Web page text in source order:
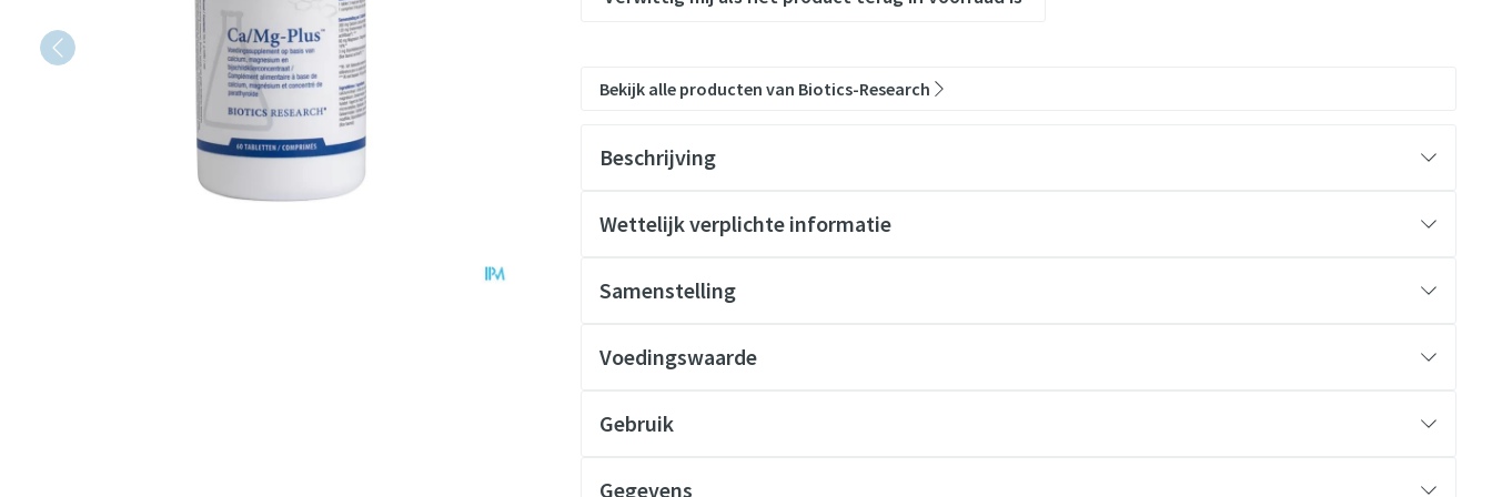
Bekijk alle producten van Biotics-Research
Beschrijving
Wettelijk verplichte informatie
Samenstelling
Voedingswaarde
Gebruik
Gegevens